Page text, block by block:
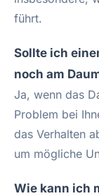
führt.
Sollte ich
noch am
Ja, wenn das
Problem bei
das Verhalten
um mögliche
Wie kann ich